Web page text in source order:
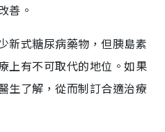
善。
新式糖尿病藥物，但胰島素
上有不可取代的地位。如果
生了解，從而制訂合適治療